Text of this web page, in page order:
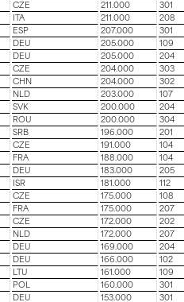
CZE 211.000
301
ITA 211.000
208
ESP 207.000
301
DEU 205.000
109
DEU 205.000
204
CZE 204.000
303
CHN 204.000
302
NLD 203.000
107
SVK 200.000
204
ROU 200.000
304
SRB 196.000
201
CZE 191.000
104
FRA 188.000
104
DEU 183.000
205
ISR 181.000
112
CZE 175.000
108
FRA 175.000
207
CZE 172.000
202
NLD 172.000
207
DEU 169.000
204
DEU 166.000
102
LTU 161.000
109
POL 160.000
301
DEU 153.000
301